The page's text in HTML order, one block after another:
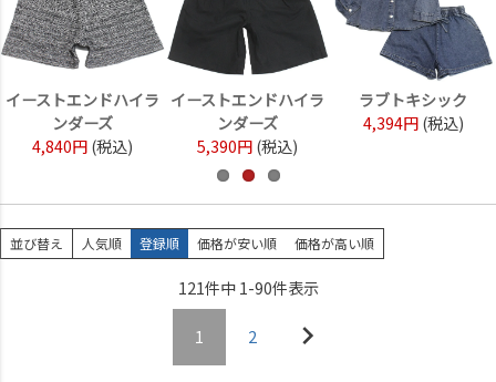
イーストエンドハイラ
ンダーズ
4,840円 (税込)
イーストエンドハイラ
ンダーズ
5,390円 (税込)
ラブトキシック
4,394円 (税込)
並び替え 人気順 登録順 価格が安い順 価格が高い順
121件中 1-90件表示
1 2